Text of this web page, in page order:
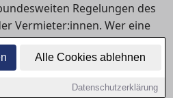
Alle Cookies ablehnen
Datenschutzerklärung
Regelungen des
Vermieter:innen. Wer eine
Zimmer weitervermieten
rechtlichen Grundlagen